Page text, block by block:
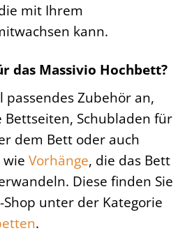
mit Ihrem
kann.
das Massivio Hochbett?
Zubehör an,
Bettseiten, Schubladen für
dem Bett oder auch
Vorhänge, die das Bett
Diese finden Sie
unter der Kategorie
.